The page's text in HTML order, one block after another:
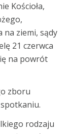
Kościoła,
na ziemi, sądy
21 czerwca
na powrót
zboru
rodzaju